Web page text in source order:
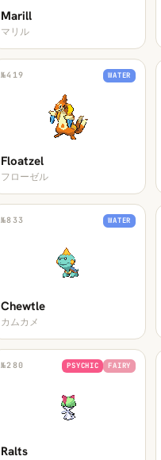
Marill
マリル
№419 WATER
Floatzel
フローゼル
№833 WATER
Chewtle
カムカメ
№280 PSYCHIC FAIRY
Ralts